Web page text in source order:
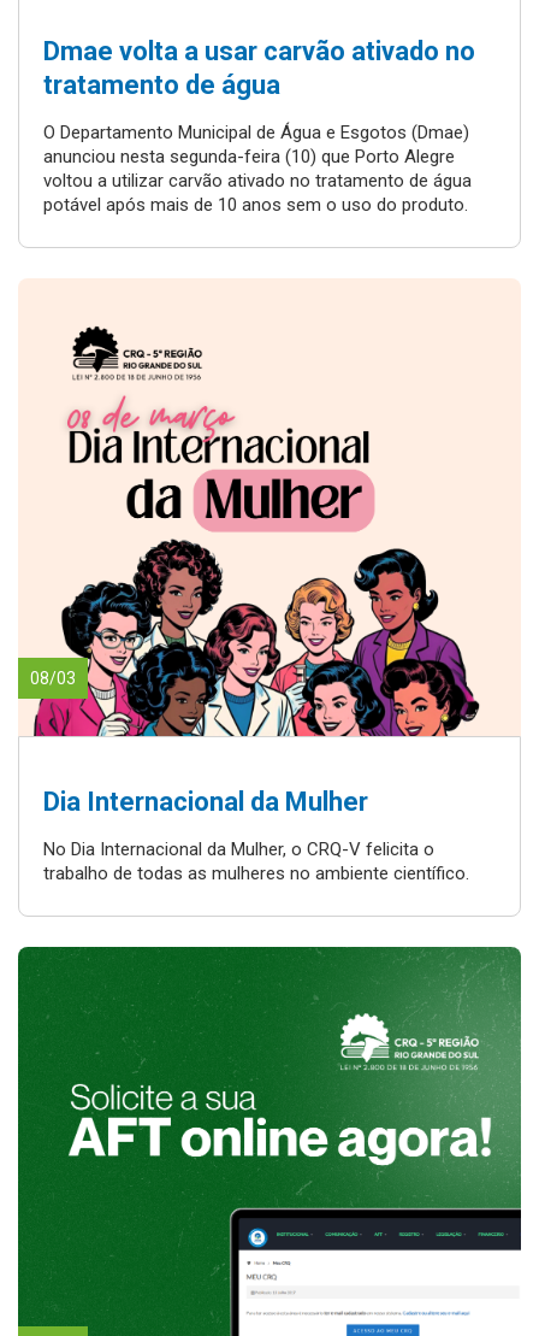
Dmae volta a usar carvão ativado no
tratamento de água
O Departamento Municipal de Água e Esgotos (Dmae)
anunciou nesta segunda-feira (10) que Porto Alegre
voltou a utilizar carvão ativado no tratamento de água
potável após mais de 10 anos sem o uso do produto.
08/03
Dia Internacional da Mulher
No Dia Internacional da Mulher, o CRQ-V felicita o
trabalho de todas as mulheres no ambiente científico.